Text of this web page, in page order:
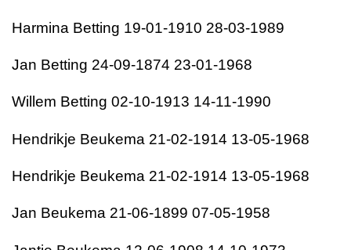
Harmina Betting 19-01-1910 28-03-1989
Jan Betting 24-09-1874 23-01-1968
Willem Betting 02-10-1913 14-11-1990
Hendrikje Beukema 21-02-1914 13-05-1968
Hendrikje Beukema 21-02-1914 13-05-1968
Jan Beukema 21-06-1899 07-05-1958